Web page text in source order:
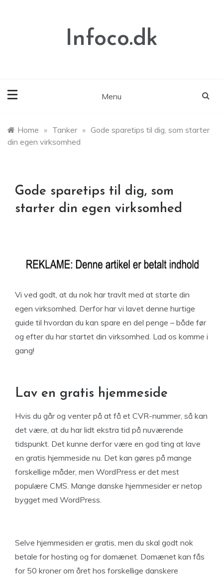
Infoco.dk
Menu
Home » Tanker » Gode sparetips til dig, som starter
din egen virksomhed
Gode sparetips til dig, som
starter din egen virksomhed
Vi ved godt, at du nok har travlt med at starte din
egen virksomhed. Derfor har vi lavet denne hurtige
guide til hvordan du kan spare en del penge – både før
og efter du har startet din virksomhed. Lad os komme i
gang!
Lav en gratis hjemmeside
Hvis du går og venter på at få et CVR-nummer, så kan
det være, at du har lidt ekstra tid på nuværende
tidspunkt. Det kunne derfor være en god ting at lave
en gratis hjemmeside nu. Det kan gøres på mange
forskellige måder, men WordPress er det mest
populære CMS. Mange danske hjemmesider er netop
bygget med WordPress.
Selve hjemmesiden er gratis, men du skal godt nok
betale for hosting og for domænet. Domænet kan fås
for 50 kroner om året hos forskellige danskere